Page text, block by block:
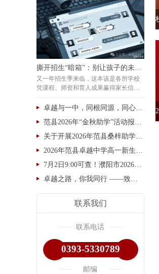
撕开招生“暗箱”：别让孩子的未来沦为卑劣交易的筹码
又一年招生季来临，这本该是各所学校
凭课程、师资和育人成果赢得家长信赖
到的不仅仅是良性竞争，更有一系列见
空间里突然冒出大量语气相似的匿名差
评，家长群聊中被“热心人”拉进群、转
私人账户伪装成家长发抖音
卓越与一中，同根同源，同心同行，未来可期！
范县2026年“金秋助学”活动报名开始了
关于开展2026年范县桑梓助学的通知
2026年范县卓越中学高一新生缴费报到通知
7月2日9:00可查！濮阳市2026年中考文化课成绩查询通道→
卓越之路，你我同行 ——致小学毕业生家长的一封信
联系我们
联系电话
0393-5330789
邮编